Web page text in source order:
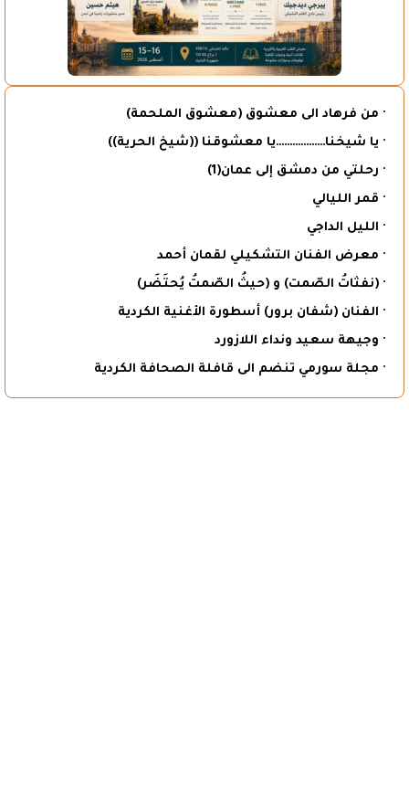
· من فرهاد الى معشوق (معشوق الملحمة)
· يا شيخنا………………يا معشوقنا ((شيخ الحرية))
· رحلتي من دمشق إلى عمان(1)
· قمر الليالي
· الليل الداجي
· معرض الفنان التشكيلي لقمان أحمد
· (نفثاتُ الصّمت) و (حيثُ الصّمتُ يُحتَضَر)
· الفنان (شفان برور) أسطورة الأغنية الكردية
· وجيهة سعيد ونداء اللازورد
· مجلة سورمي تنضم الى قافلة الصحافة الكردية